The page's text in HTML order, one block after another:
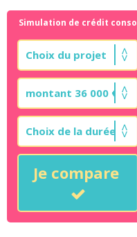
Simulation de crédit conso
Je compare